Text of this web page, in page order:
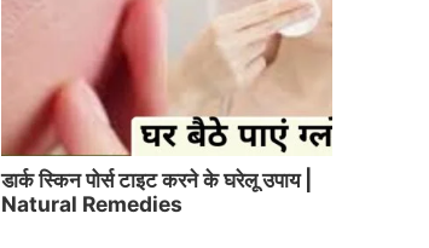
डार्क स्किन पोर्स टाइट करने के घरेलू उपाय |
Natural Remedies